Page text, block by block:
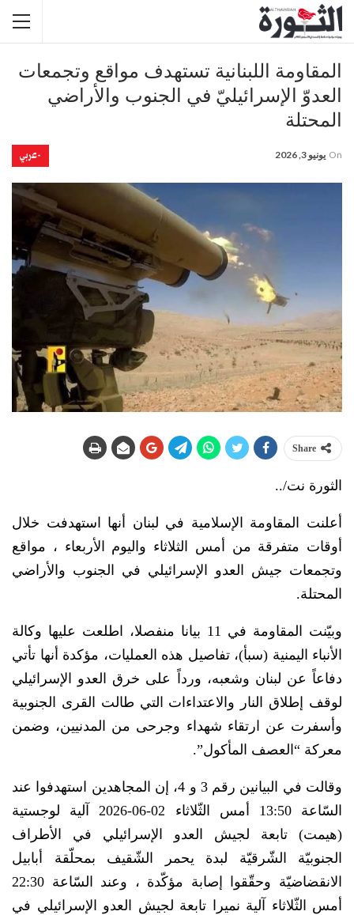
المقاومة اللبنانية تستهدف مواقع وتجمعات
العدوّ الإسرائيليّ في الجنوب والأراضي
المحتلة
-عربي On يونيو 3, 2026
Share
الثورة نت/..
أعلنت المقاومة الإسلامية في لبنان أنها استهدفت خلال
أوقات متفرقة من أمس الثلاثاء واليوم الأربعاء ، مواقع
وتجمعات جيش العدو الإسرائيلي في الجنوب والأراضي
المحتلة.
وبيّنت المقاومة في 11 بيانا منفصلا، اطلعت عليها وكالة
الأنباء اليمنية (سبأ)، تفاصيل هذه العمليات، مؤكدة أنها تأتي
دفاعاً عن لبنان وشعبه، ورداً على خرق العدو الإسرائيلي
لوقف إطلاق النار والاعتداءات التي طالت القرى الجنوبية
وأسفرت عن ارتقاء شهداء وجرحى من المدنيين، وضمن
معركة “العصف المأكول”.
وقالت في البيانين رقم 3 و 4، إن المجاهدين استهدفوا عند
السّاعة 13:50 أمس الثّلاثاء 02-06-2026‏ آلية لوجستية
(هيمت) تابعة لجيش العدو الإسرائيلي في الأطراف
الجنوبيّة الشّرقيّة لبدة يحمر الشّقيف بمحلّقة أبابيل
الانقضاضيّة وحقّقوا إصابة مؤكّدة ، وعند السّاعة 22:30
أمس الثّلاثاء آلية نميرا تابعة لجيش العدو الإسرائيلي في